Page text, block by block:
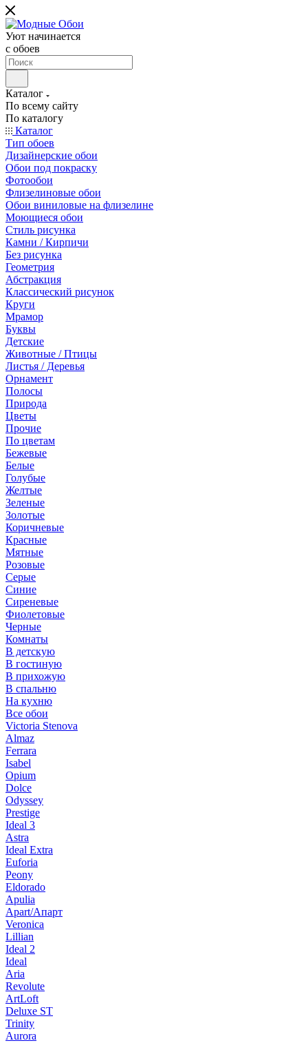
Уют начинается
c обоев
Каталог
По всему сайту
По каталогу
Каталог
Тип обоев
Дизайнерские обои
Обои под покраску
Фотообои
Флизелиновые обои
Обои виниловые на флизелине
Моющиеся обои
Стиль рисунка
Камни / Кирпичи
Без рисунка
Геометрия
Абстракция
Классический рисунок
Круги
Мрамор
Буквы
Детские
Животные / Птицы
Листья / Деревья
Орнамент
Полосы
Природа
Цветы
Прочие
По цветам
Бежевые
Белые
Голубые
Желтые
Зеленые
Золотые
Коричневые
Красные
Мятные
Розовые
Серые
Синие
Сиреневые
Фиолетовые
Черные
Комнаты
В детскую
В гостиную
В прихожую
В спальню
На кухню
Все обои
Victoria Stenova
Almaz
Ferrara
Isabel
Opium
Dolce
Odyssey
Prestige
Ideal 3
Astra
Ideal Extra
Euforia
Peony
Eldorado
Apulia
Apart/Апарт
Veronica
Lillian
Ideal 2
Ideal
Aria
Revolute
ArtLoft
Deluxe ST
Trinity
Aurora